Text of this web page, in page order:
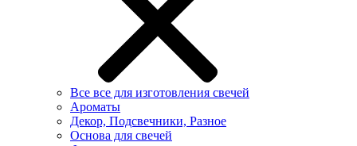
Все все для изготовления свечей
Ароматы
Декор, Подсвечники, Разное
Основа для свечей